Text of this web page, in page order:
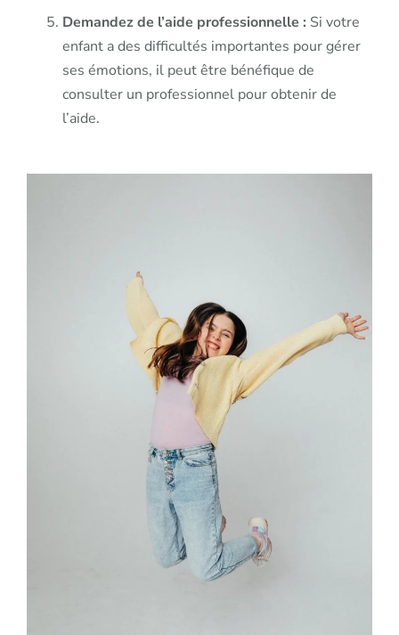
Demandez de l’aide professionnelle : Si votre
enfant a des difficultés importantes pour gérer
ses émotions, il peut être bénéfique de
consulter un professionnel pour obtenir de
l’aide.